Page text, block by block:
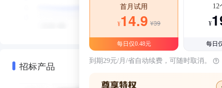
招标产品
首月试用
¥14.9 ¥39
每日仅0.48元
12
¥
每日
到期29元/月/省自动续费，可随时取消。